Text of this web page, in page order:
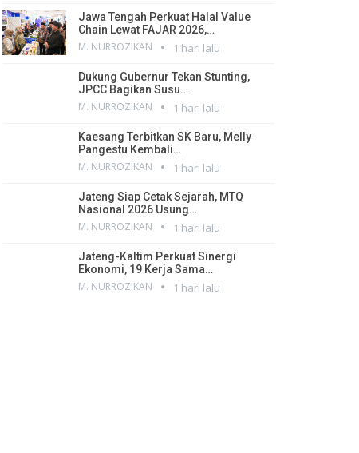
Jawa Tengah Perkuat Halal Value
Chain Lewat FAJAR 2026,…
M. NURROZIKAN 1 hari lalu
Dukung Gubernur Tekan Stunting,
JPCC Bagikan Susu…
M. NURROZIKAN 1 hari lalu
Kaesang Terbitkan SK Baru, Melly
Pangestu Kembali…
M. NURROZIKAN 1 hari lalu
Jateng Siap Cetak Sejarah, MTQ
Nasional 2026 Usung…
M. NURROZIKAN 1 hari lalu
Jateng-Kaltim Perkuat Sinergi
Ekonomi, 19 Kerja Sama…
M. NURROZIKAN 1 hari lalu